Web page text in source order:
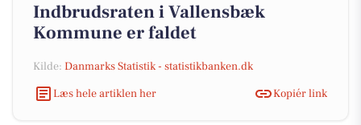
Indbrudsraten i Vallensbæk
Kommune er faldet
Kilde: Danmarks Statistik - statistikbanken.dk
Læs hele artiklen her
Kopiér link